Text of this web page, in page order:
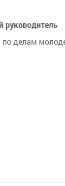
руководитель
делам